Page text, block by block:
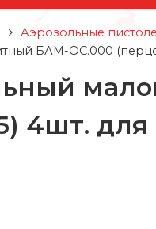
Аэрозольные
БАМ-ОС.000
4шт.